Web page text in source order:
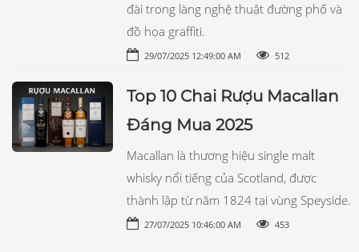
đài trong làng nghệ thuật đường phố và
đồ họa graffiti.
29/07/2025 12:49:00 AM 512
Top 10 Chai Rượu Macallan
Đáng Mua 2025
Macallan là thương hiệu single malt
whisky nổi tiếng của Scotland, được
thành lập từ năm 1824 tại vùng Speyside.
27/07/2025 10:46:00 AM 453